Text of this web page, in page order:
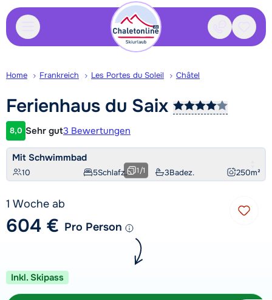
Kontakt
Home Frankreich Les Portes du Soleil Châtel
Ferienhaus du Saix
Kundenbewertung
8,0 Sehr gut3 Bewertungen
Mit Schwimmbad
10 5Schlafz. 3Badez. 250m²
1/1
1 Woche ab
604 € Pro Person
Inkl. Skipass